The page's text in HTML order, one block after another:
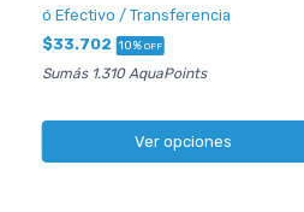
ó Efectivo / Transferencia
$33.702 10% OFF
Sumás 1.310 AquaPoints
Ver opciones